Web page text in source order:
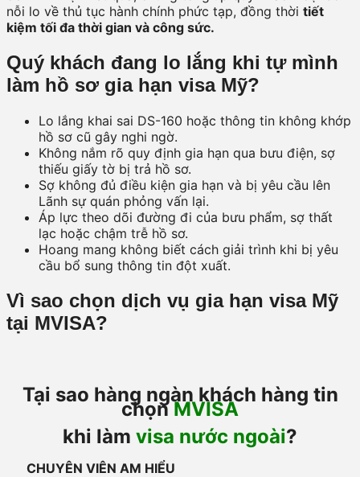
nỗi lo về thủ tục hành chính phức tạp, đồng thời tiết
kiệm tối đa thời gian và công sức.
Quý khách đang lo lắng khi tự mình
làm hồ sơ gia hạn visa Mỹ?
Lo lắng khai sai DS-160 hoặc thông tin không khớp
hồ sơ cũ gây nghi ngờ.
Không nắm rõ quy định gia hạn qua bưu điện, sợ
thiếu giấy tờ bị trả hồ sơ.
Sợ không đủ điều kiện gia hạn và bị yêu cầu lên
Lãnh sự quán phỏng vấn lại.
Áp lực theo dõi đường đi của bưu phẩm, sợ thất
lạc hoặc chậm trễ hồ sơ.
Hoang mang không biết cách giải trình khi bị yêu
cầu bổ sung thông tin đột xuất.
Vì sao chọn dịch vụ gia hạn visa Mỹ
tại MVISA?
Tại sao hàng ngàn khách hàng tin
chọnMVISA
khi làm visa nước ngoài?
CHUYÊN VIÊN AM HIỂU